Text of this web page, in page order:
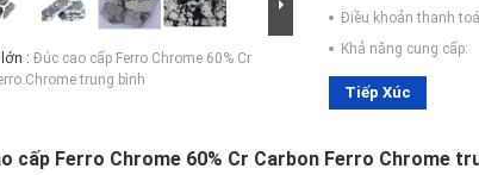
: Đúc cao cấp Ferro Chrome 60% Cr
Chrome trung bình
Điều khoản thanh
Khả năng cung cấp:
Tiếp Xúc
cấp Ferro Chrome 60% Cr Carbon Ferro Chrome